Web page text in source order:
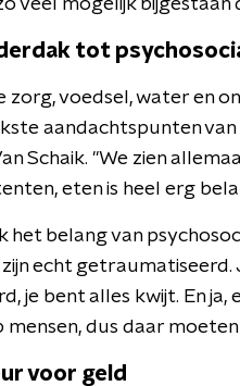
veel mogelijk
tot
zorg, voedsel, water en
aandachtspunten
Schaik. "We zien
eten is heel erg
het belang van
zijn echt
je bent alles kwijt. En
mensen, dus daar
voor geld